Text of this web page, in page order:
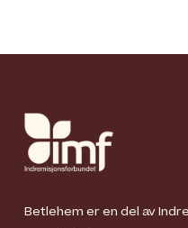
Betlehem er en del av